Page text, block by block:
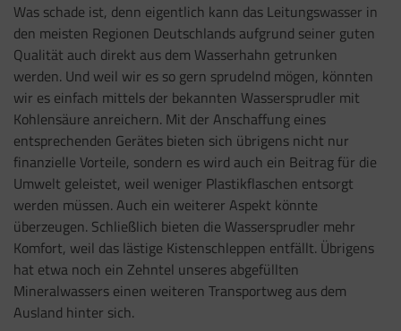
Was schade ist, denn eigentlich kann das Leitungswasser in
den meisten Regionen Deutschlands aufgrund seiner guten
Qualität auch direkt aus dem Wasserhahn getrunken
werden. Und weil wir es so gern sprudelnd mögen, könnten
wir es einfach mittels der bekannten Wassersprudler mit
Kohlensäure anreichern. Mit der Anschaffung eines
entsprechenden Gerätes bieten sich übrigens nicht nur
finanzielle Vorteile, sondern es wird auch ein Beitrag für die
Umwelt geleistet, weil weniger Plastikflaschen entsorgt
werden müssen. Auch ein weiterer Aspekt könnte
überzeugen. Schließlich bieten die Wassersprudler mehr
Komfort, weil das lästige Kistenschleppen entfällt. Übrigens
hat etwa noch ein Zehntel unseres abgefüllten
Mineralwassers einen weiteren Transportweg aus dem
Ausland hinter sich.